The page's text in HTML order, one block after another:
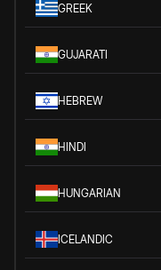
GREEK
GUJARATI
HEBREW
HINDI
HUNGARIAN
ICELANDIC